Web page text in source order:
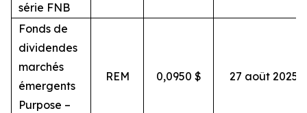
série FNB
Fonds de
dividendes
marchés
émergents
Purpose –
REM 0,0950 $ 27 août 2025